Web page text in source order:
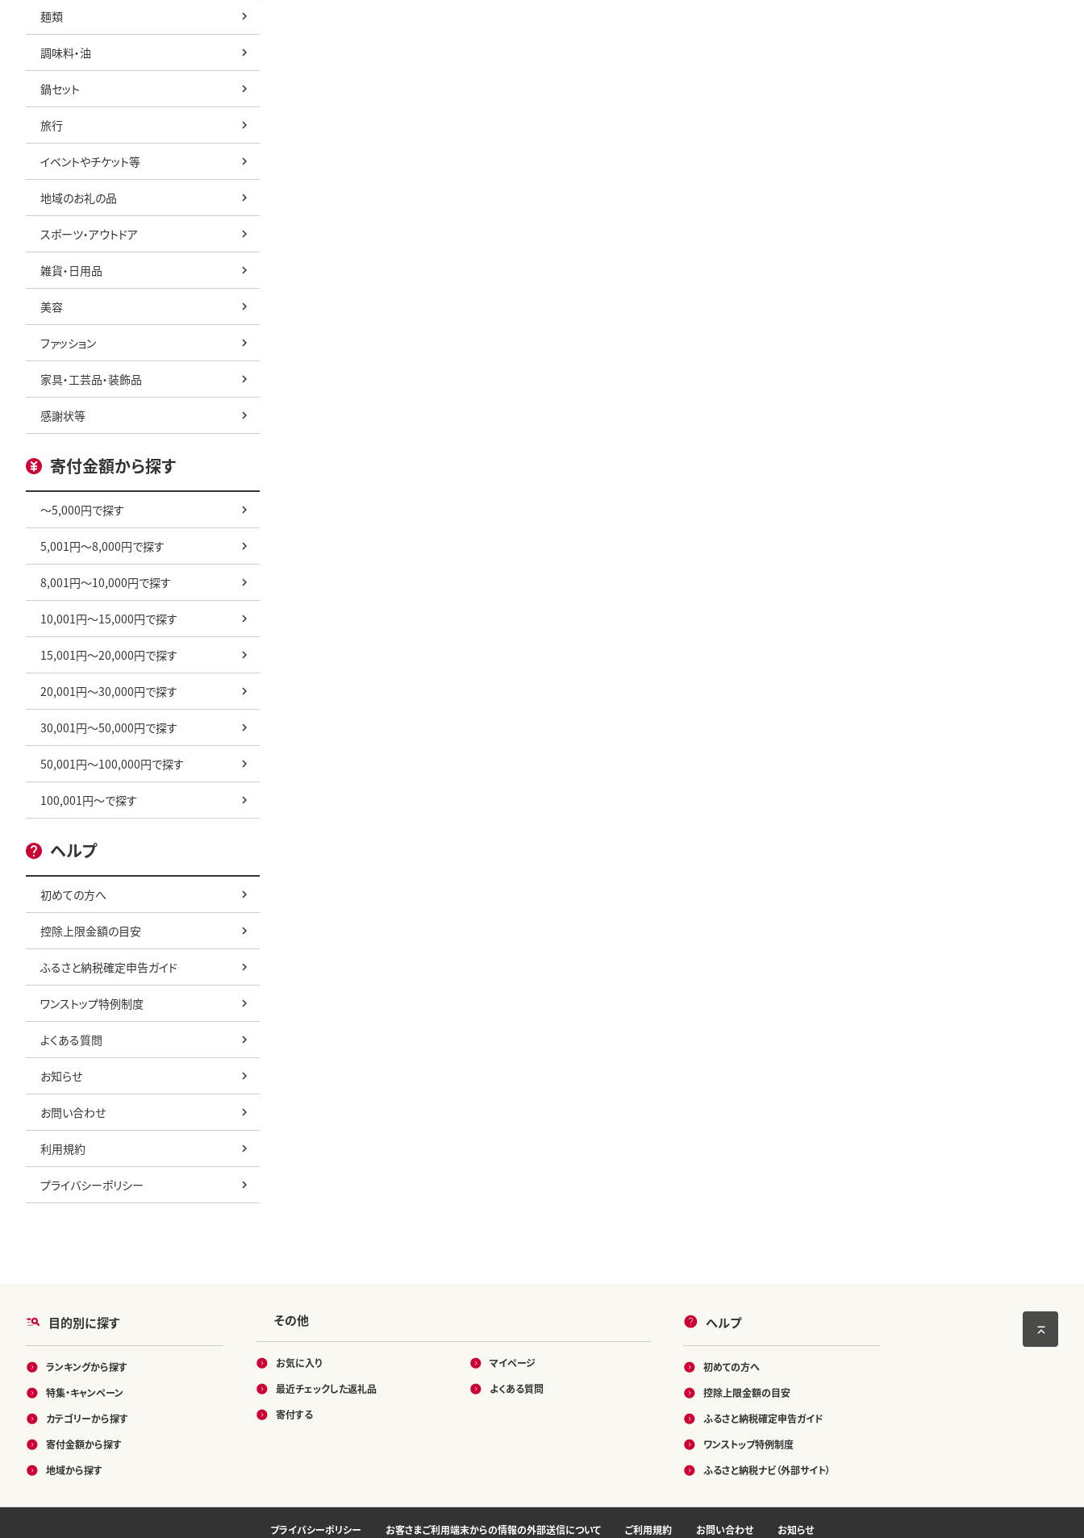
麺類
調味料・油
鍋セット
旅行
イベントやチケット等
地域のお礼の品
スポーツ・アウトドア
雑貨・日用品
美容
ファッション
家具・工芸品・装飾品
感謝状等
寄付金額から探す
～5,000円で探す
5,001円～8,000円で探す
8,001円～10,000円で探す
10,001円～15,000円で探す
15,001円～20,000円で探す
20,001円～30,000円で探す
30,001円～50,000円で探す
50,001円～100,000円で探す
100,001円～で探す
ヘルプ
初めての方へ
控除上限金額の目安
ふるさと納税確定申告ガイド
ワンストップ特例制度
よくある質問
お知らせ
お問い合わせ
利用規約
プライバシーポリシー
目的別に探す
ランキングから探す
特集・キャンペーン
カテゴリーから探す
寄付金額から探す
地域から探す
その他
お気に入り
最近チェックした返礼品
寄付する
マイページ
よくある質問
ヘルプ
初めての方へ
控除上限金額の目安
ふるさと納税確定申告ガイド
ワンストップ特例制度
ふるさと納税ナビ（外部サイト）
プライバシーポリシー お客さまご利用端末からの情報の外部送信について ご利用規約 お問い合わせ お知らせ